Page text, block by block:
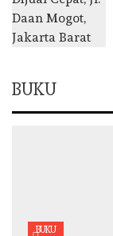
BUKU
BUKU